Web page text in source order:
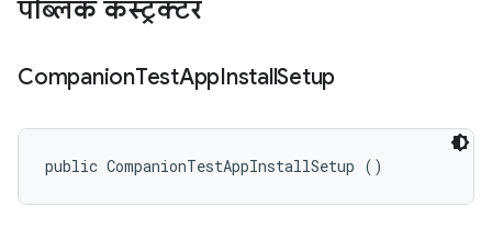
पब्लिक कंस्ट्रक्टर
CompanionTestAppInstallSetup
public CompanionTestAppInstallSetup ()